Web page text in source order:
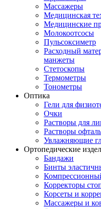
Массажеры
Медицинская
Медицинские
Молокоотсосы
Пульсоксиметр
Расходный
манжеты
Стетоскопы
Термометры
Тонометры
Оптика
Гели для
Очки
Растворы для
Растворы
Увлажняющие
Ортопедические
Бандажи
Бинты
Корректоры
Корсеты и
Массажеры и